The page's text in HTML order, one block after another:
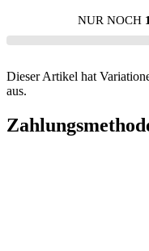
NUR NOCH
Dieser Artikel hat
aus.